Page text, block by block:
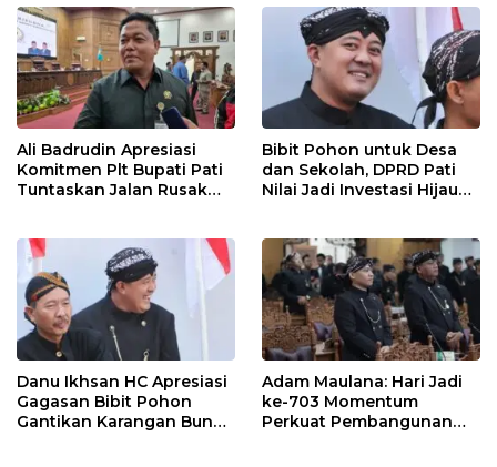
Ali Badrudin Apresiasi
Komitmen Plt Bupati Pati
Tuntaskan Jalan Rusak
Bibit Pohon untuk Desa
dan Sekolah, DPRD Pati
Nilai Jadi Investasi Hijau
Danu Ikhsan HC Apresiasi
Gagasan Bibit Pohon
Gantikan Karangan Bunga
Adam Maulana: Hari Jadi
ke-703 Momentum
Perkuat Pembangunan